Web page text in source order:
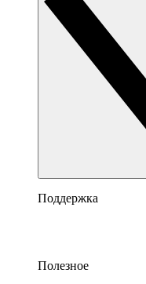
Поддержка
Полезное